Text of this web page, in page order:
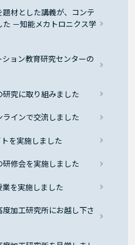
材とした講義が、コンテ
－知能メカトロニクス学
ョン教育研究センターの
究に取り組みました
インで交流しました
を実施しました
修会を実施しました
を実施しました
加工研究所にお越し下さ